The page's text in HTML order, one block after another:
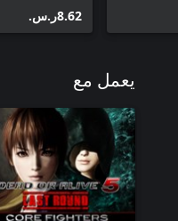
‪ر.س.‏‎8.62‬
يعمل مع